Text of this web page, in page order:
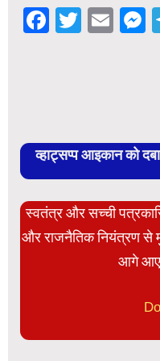
Facebook
व्हाट्सप्प आइकान को
स्वतंत्र और सच्ची
और राजनैतिक नियंत्रण से
आगे आए